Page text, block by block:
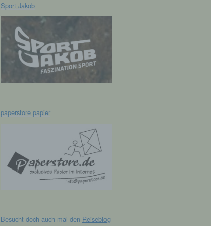
Sport Jakob
paperstore papier
Besucht doch auch mal den Reiseblog